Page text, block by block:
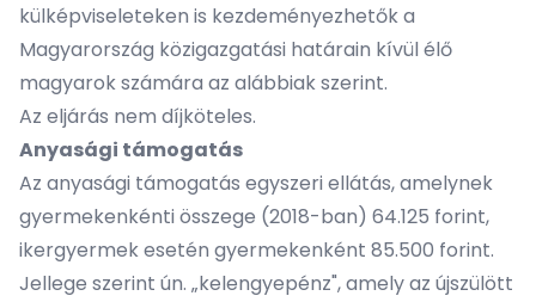
külképviseleteken is kezdeményezhetők a
Magyarország közigazgatási határain kívül élő
magyarok számára az alábbiak szerint.
Az eljárás nem díjköteles.
Anyasági támogatás
Az anyasági támogatás egyszeri ellátás, amelynek
gyermekenkénti összege (2018-ban) 64.125 forint,
ikergyermek esetén gyermekenként 85.500 forint.
Jellege szerint ún. „kelengyepénz", amely az újszülött